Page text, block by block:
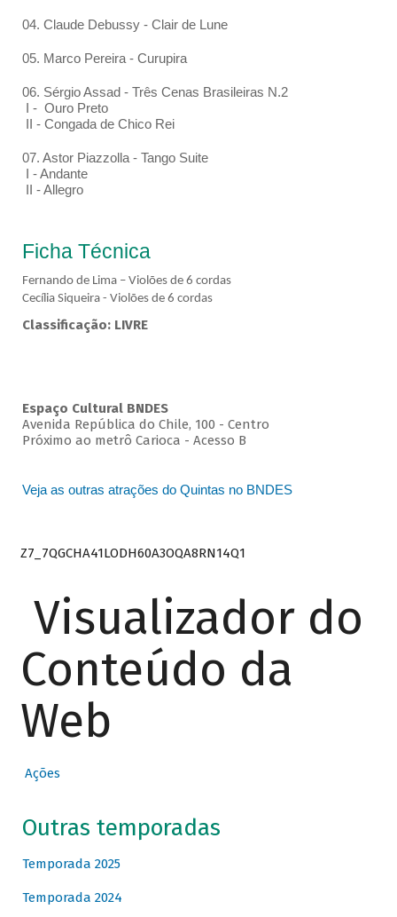
04. Claude Debussy - Clair de Lune
05. Marco Pereira - Curupira
06. Sérgio Assad - Três Cenas Brasileiras N.2
I - Ouro Preto
II - Congada de Chico Rei
07. Astor Piazzolla - Tango Suite
I - Andante
II - Allegro
Ficha Técnica
Fernando de Lima – Violões de 6 cordas
Cecília Siqueira - Violões de 6 cordas
Classificação: LIVRE
Espaço Cultural BNDES
Avenida República do Chile, 100 - Centro
Próximo ao metrô Carioca - Acesso B
Veja as outras atrações do Quintas no BNDES
Z7_7QGCHA41LODH60A3OQA8RN14Q1
Visualizador do
Conteúdo da
Web
Ações
Outras temporadas
Temporada 2025
Temporada 2024